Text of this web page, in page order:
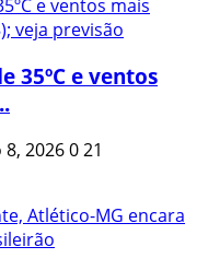
35ºC e ventos
8, 2026021